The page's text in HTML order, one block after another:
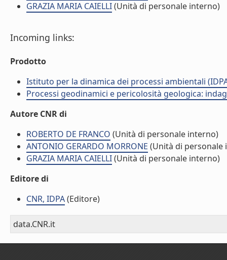
GRAZIA MARIA CAIELLI(Unità di personale interno)
Incoming links:
Prodotto
Istituto per la dinamica dei processi ambientali
Processi geodinamici e pericolosità geologica:
Autore CNR di
ROBERTO DE FRANCO (Unità di personale interno)
ANTONIO GERARDO MORRONE (Unità di personale
GRAZIA MARIA CAIELLI(Unità di personale interno)
Editore di
CNR, IDPA(Editore)
data.CNR.it